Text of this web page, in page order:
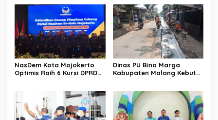
NasDem Kota Mojokerto
Optimis Raih 6 Kursi DPRD
Dinas PU Bina Marga
Kabupaten Malang Kebut